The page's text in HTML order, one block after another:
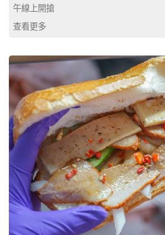
午線上開搶
查看更多